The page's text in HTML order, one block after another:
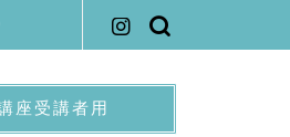
座受講者用